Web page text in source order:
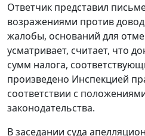
Ответчик представил
возражениями против
жалобы, оснований для
усматривает, считает, что
сумм налога,
произведено Инспекцией
соответствии с
законодательства.
В заседании суда